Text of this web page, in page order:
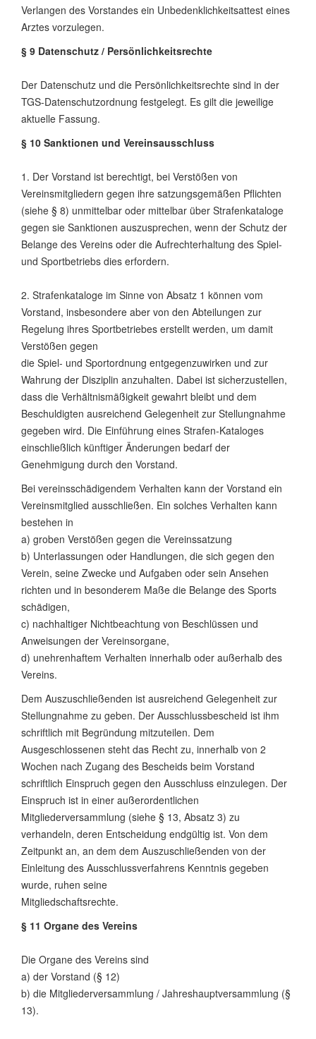
Verlangen des Vorstandes ein Unbedenklichkeitsattest eines
Arztes vorzulegen.
§ 9 Datenschutz / Persönlichkeitsrechte
Der Datenschutz und die Persönlichkeitsrechte sind in der
TGS-Datenschutzordnung festgelegt. Es gilt die jeweilige
aktuelle Fassung.
§ 10 Sanktionen und Vereinsausschluss
1. Der Vorstand ist berechtigt, bei Verstößen von
Vereinsmitgliedern gegen ihre satzungsgemäßen Pflichten
(siehe § 8) unmittelbar oder mittelbar über Strafenkataloge
gegen sie Sanktionen auszusprechen, wenn der Schutz der
Belange des Vereins oder die Aufrechterhaltung des Spiel-
und Sportbetriebs dies erfordern.
2. Strafenkataloge im Sinne von Absatz 1 können vom
Vorstand, insbesondere aber von den Abteilungen zur
Regelung ihres Sportbetriebes erstellt werden, um damit
Verstößen gegen
die Spiel- und Sportordnung entgegenzuwirken und zur
Wahrung der Disziplin anzuhalten. Dabei ist sicherzustellen,
dass die Verhältnismäßigkeit gewahrt bleibt und dem
Beschuldigten ausreichend Gelegenheit zur Stellungnahme
gegeben wird. Die Einführung eines Strafen-Kataloges
einschließlich künftiger Änderungen bedarf der
Genehmigung durch den Vorstand.
Bei vereinsschädigendem Verhalten kann der Vorstand ein
Vereinsmitglied ausschließen. Ein solches Verhalten kann
bestehen in
a) groben Verstößen gegen die Vereinssatzung
b) Unterlassungen oder Handlungen, die sich gegen den
Verein, seine Zwecke und Aufgaben oder sein Ansehen
richten und in besonderem Maße die Belange des Sports
schädigen,
c) nachhaltiger Nichtbeachtung von Beschlüssen und
Anweisungen der Vereinsorgane,
d) unehrenhaftem Verhalten innerhalb oder außerhalb des
Vereins.
Dem Auszuschließenden ist ausreichend Gelegenheit zur
Stellungnahme zu geben. Der Ausschlussbescheid ist ihm
schriftlich mit Begründung mitzuteilen. Dem
Ausgeschlossenen steht das Recht zu, innerhalb von 2
Wochen nach Zugang des Bescheids beim Vorstand
schriftlich Einspruch gegen den Ausschluss einzulegen. Der
Einspruch ist in einer außerordentlichen
Mitgliederversammlung (siehe § 13, Absatz 3) zu
verhandeln, deren Entscheidung endgültig ist. Von dem
Zeitpunkt an, an dem dem Auszuschließenden von der
Einleitung des Ausschlussverfahrens Kenntnis gegeben
wurde, ruhen seine
Mitgliedschaftsrechte.
§ 11 Organe des Vereins
Die Organe des Vereins sind
a) der Vorstand (§ 12)
b) die Mitgliederversammlung / Jahreshauptversammlung (§
13).